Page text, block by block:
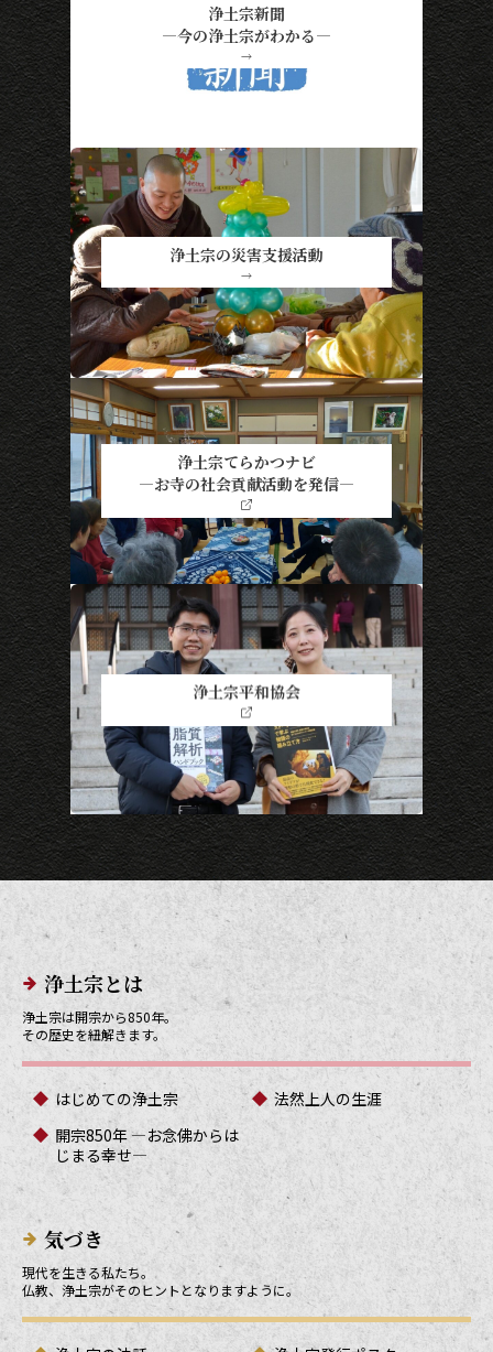
浄土宗新聞
―今の浄土宗がわかる―
→
浄土宗の災害支援活動
→
浄土宗てらかつナビ
―お寺の社会貢献活動を発信―
浄土宗平和協会
メインメニューリンク
浄土宗とは
浄土宗は開宗から850年。
その歴史を紐解きます。
はじめての浄土宗
法然上人の生涯
開宗850年 ―お念佛からは
じまる幸せ―
気づき
現代を生きる私たち。
仏教、浄土宗がそのヒントとなりますように。